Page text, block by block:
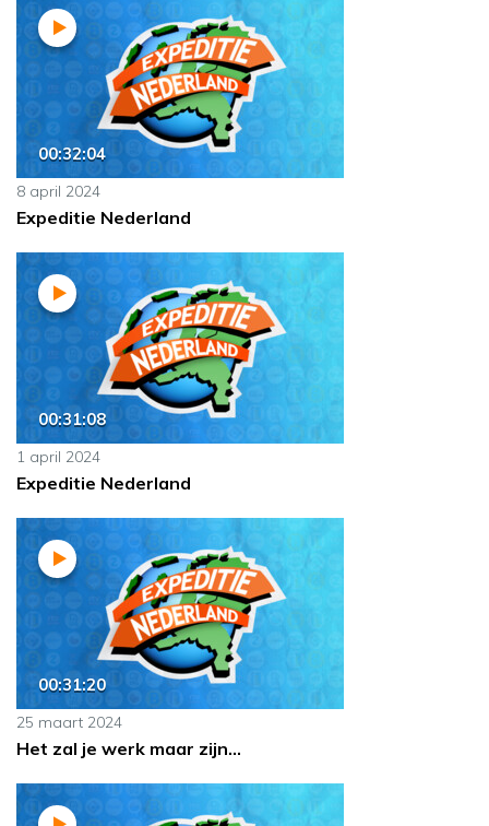
00:32:04
8 april 2024
Expeditie Nederland
00:31:08
1 april 2024
Expeditie Nederland
00:31:20
25 maart 2024
Het zal je werk maar zijn...